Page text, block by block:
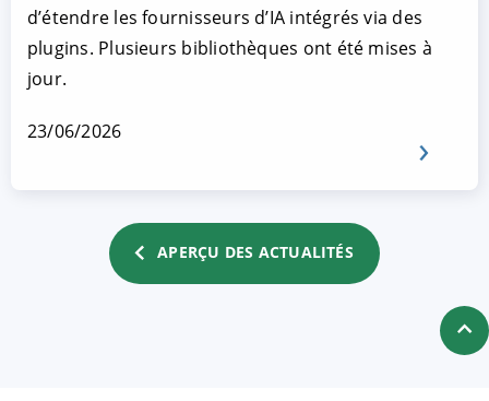
d’étendre les fournisseurs d’IA intégrés via des
plugins. Plusieurs bibliothèques ont été mises à
jour.
23/06/2026
APERÇU DES ACTUALITÉS